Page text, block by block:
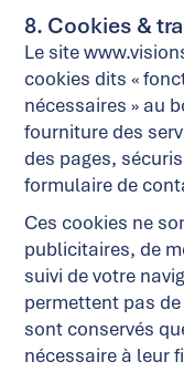
8. Cookies &
Le site
cookies dits «
nécessaires » au
fourniture des
des pages,
formulaire de
Ces cookies ne
publicitaires, de
suivi de votre
permettent pas
sont conservés
nécessaire à leur